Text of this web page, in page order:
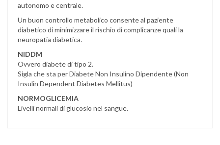
autonomo e centrale.
Un buon controllo metabolico consente al paziente
diabetico di minimizzare il rischio di complicanze quali la
neuropatia diabetica.
NIDDM
Ovvero diabete di tipo 2.
Sigla che sta per Diabete Non Insulino Dipendente (Non
Insulin Dependent Diabetes Mellitus)
NORMOGLICEMIA
Livelli normali di glucosio nel sangue.